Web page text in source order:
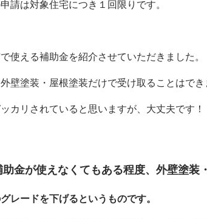
請は対象住宅につき１回限りです。
使える補助金を紹介させていただきました。
壁塗装・屋根塗装だけで受け取ることはでき
カリされていると思いますが、大丈夫です！
助金が使えなくてもある程度、外壁塗装
レードを下げるというものです。